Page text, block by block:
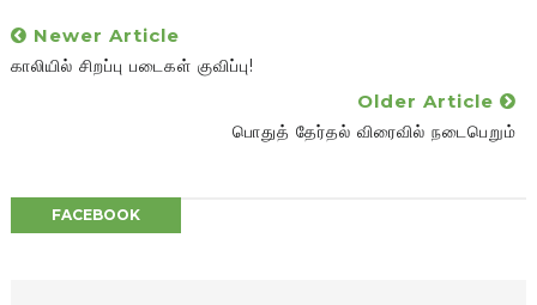
Newer Article
காலியில் சிறப்பு படைகள் குவிப்பு!
Older Article
பொதுத் தேர்தல் விரைவில் நடைபெறும்
FACEBOOK